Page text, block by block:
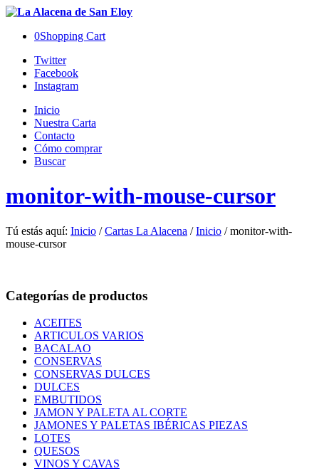
0Shopping Cart
Twitter
Facebook
Instagram
Inicio
Nuestra Carta
Contacto
Cómo comprar
Buscar
monitor-with-mouse-cursor
Tú estás aquí: Inicio / Cartas La Alacena / Inicio / monitor-with-
mouse-cursor
Categorías de productos
ACEITES
ARTICULOS VARIOS
BACALAO
CONSERVAS
CONSERVAS DULCES
DULCES
EMBUTIDOS
JAMON Y PALETA AL CORTE
JAMONES Y PALETAS IBÉRICAS PIEZAS
LOTES
QUESOS
VINOS Y CAVAS